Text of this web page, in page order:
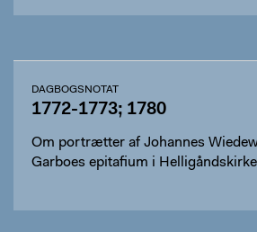
DAGBOGSNOTAT
1772-1773; 1780
Om portrætter af Johannes
Garboes epitafium i